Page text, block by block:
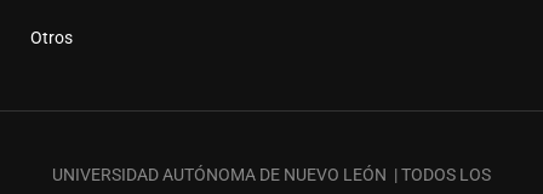
Otros
UNIVERSIDAD AUTÓNOMA DE NUEVO LEÓN | TODOS LOS